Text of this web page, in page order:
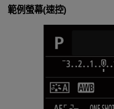
範例螢幕(速控)